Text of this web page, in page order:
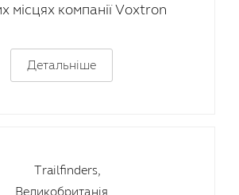
місцях компанії Voxtron
Детальніше